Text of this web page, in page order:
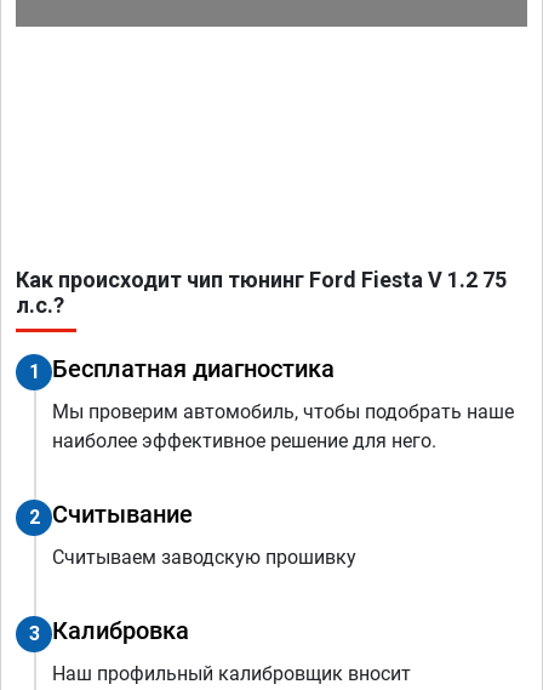
Как происходит чип тюнинг Ford Fiesta V 1.2 75
л.с.?
1 Бесплатная диагностика
Мы проверим автомобиль, чтобы подобрать наше
наиболее эффективное решение для него.
2 Считывание
Считываем заводскую прошивку
3 Калибровка
Наш профильный калибровщик вносит